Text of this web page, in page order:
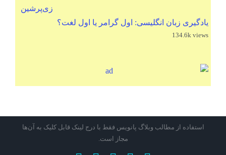
یادگیری زبان انگلیسی: اول گرامر یا اول لغت؟
134.6k views
استفاده از مطالب وبلاگ پانویس فقط با درج لینک قابل کلیک به آن‌ها
مجاز است.